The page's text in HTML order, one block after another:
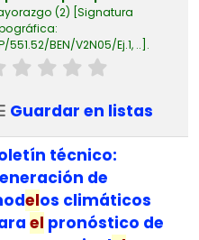
(2) Signatura
551.52/BEN/V2N05/Ej.1, .. .
Guardar en listas
técnico:
de
elos climáticos
el pronóstico de